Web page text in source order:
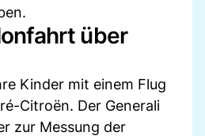
über
Kinder mit einem Flug
Citroën. Der Generali
zur Messung der